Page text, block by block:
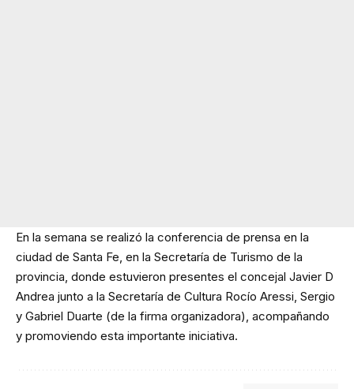
En la semana se realizó la conferencia de prensa en la
ciudad de Santa Fe, en la Secretaría de Turismo de la
provincia, donde estuvieron presentes el concejal Javier D
Andrea junto a la Secretaría de Cultura Rocío Aressi, Sergio
y Gabriel Duarte (de la firma organizadora), acompañando
y promoviendo esta importante iniciativa.